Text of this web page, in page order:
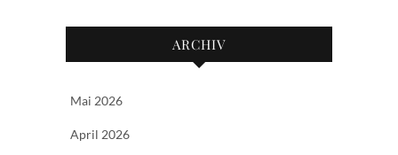
ARCHIV
Mai 2026
April 2026